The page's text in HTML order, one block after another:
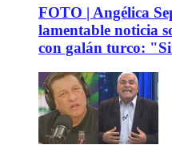
FOTO | Angélica
lamentable noticia
con galán turco: